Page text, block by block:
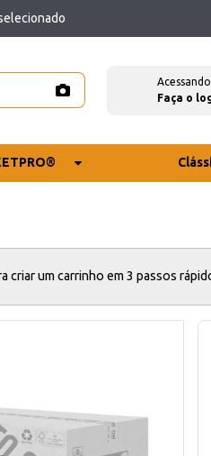
Faça o
criar um carrinho em 3 passos